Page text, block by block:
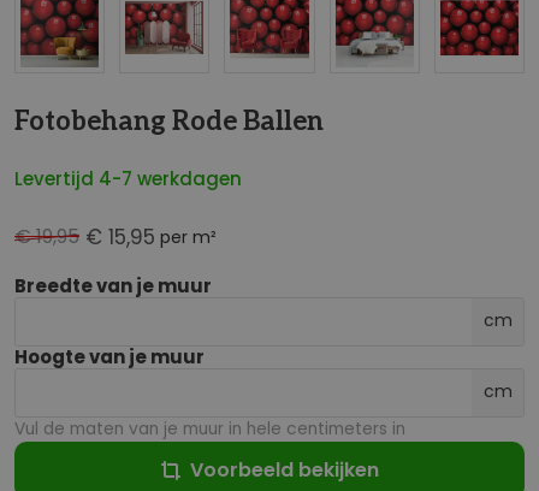
Fotobehang Rode Ballen
Levertijd 4-7 werkdagen
€ 15,95 per m²
€ 19,95
Breedte van je muur
cm
Hoogte van je muur
cm
Vul de maten van je muur in hele centimeters in
Voorbeeld bekijken